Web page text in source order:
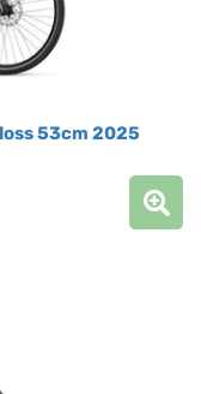
53cm 2025